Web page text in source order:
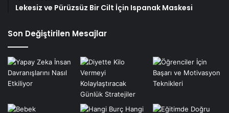
Lekesiz ve Pürüzsüz Bir Cilt İçin Ispanak Maskesi
Son Değiştirilen Mesajlar